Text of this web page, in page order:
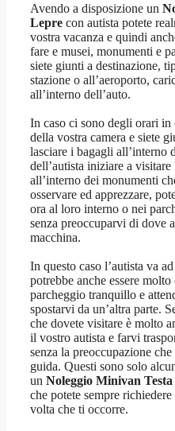
Avendo a disposizione un
Lepre con autista potete
vostra vacanza e quindi
fare e musei, monumenti e
siete giunti a destinazione,
stazione o all’aeroporto,
all’interno dell’auto.
In caso ci sono degli orari in
della vostra camera e siete
lasciare i bagagli all’interno
dell’autista iniziare a
all’interno dei monumenti
osservare ed apprezzare,
ora al loro interno o nei
senza preoccuparvi di dove
macchina.
In questo caso l’autista va
potrebbe anche essere
parcheggio tranquillo e
spostarvi da un’altra parte.
che dovete visitare è molto
il vostro autista e farvi
senza la preoccupazione
guida. Questi sono solo
un Noleggio Minivan
che potete sempre
volta che ti occorre.